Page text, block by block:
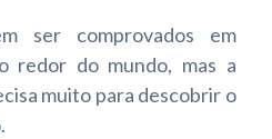
ser comprovados em
redor do mundo, mas a
muito para descobrir o